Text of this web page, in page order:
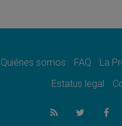
como
SIGNIS
07.08.2026
Lanzan un
Quiénes somos FAQ La
Estatus legal